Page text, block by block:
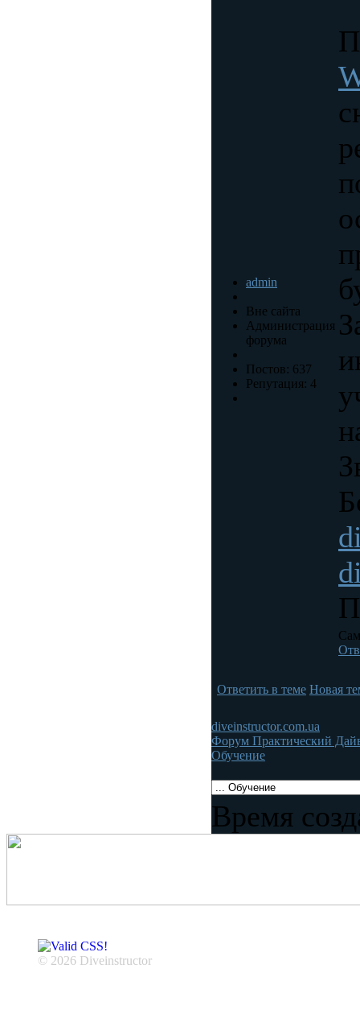
admin
Вне сайта
Администрация
форума
Постов: 637
Репутация: 4
Ответить в теме Новая
diveinstructor.com.ua
Форум Практический
Обучение
Время
© 2026 Diveinstructor